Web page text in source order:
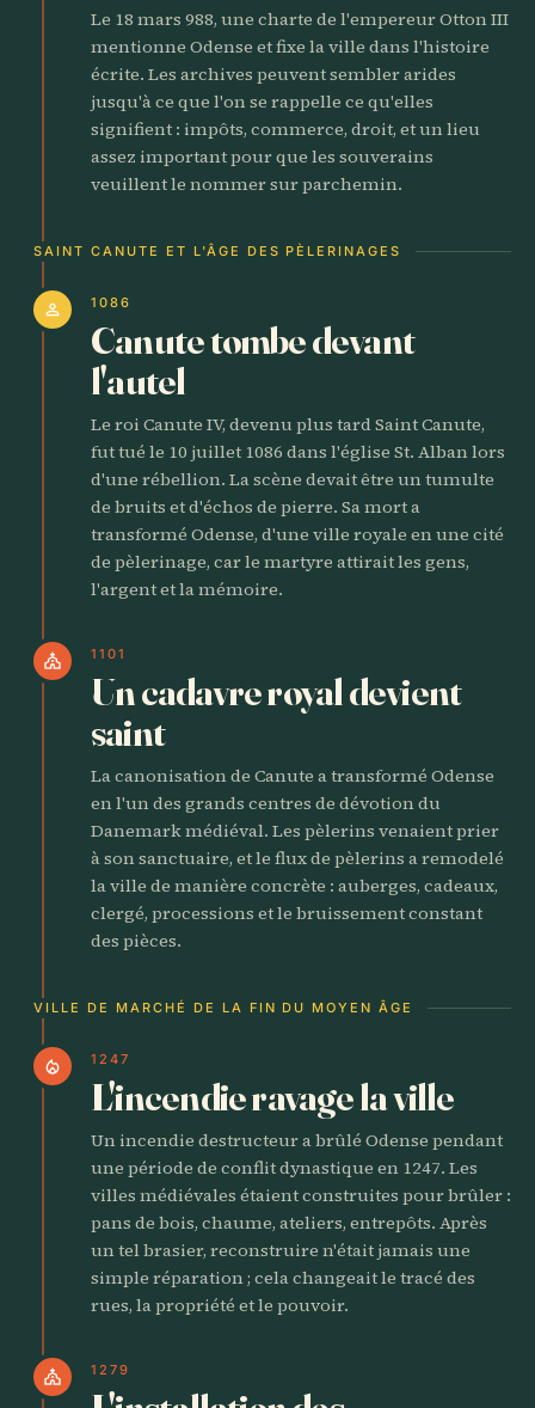
Le 18 mars 988, une charte de l'empereur Otton III
mentionne Odense et fixe la ville dans l'histoire
écrite. Les archives peuvent sembler arides
jusqu'à ce que l'on se rappelle ce qu'elles
signifient : impôts, commerce, droit, et un lieu
assez important pour que les souverains
veuillent le nommer sur parchemin.
SAINT CANUTE ET L'ÂGE DES PÈLERINAGES
person 1086
Canute tombe devant
l'autel
Le roi Canute IV, devenu plus tard Saint Canute,
fut tué le 10 juillet 1086 dans l'église St. Alban lors
d'une rébellion. La scène devait être un tumulte
de bruits et d'échos de pierre. Sa mort a
transformé Odense, d'une ville royale en une cité
de pèlerinage, car le martyre attirait les gens,
l'argent et la mémoire.
church 1101
Un cadavre royal devient
saint
La canonisation de Canute a transformé Odense
en l'un des grands centres de dévotion du
Danemark médiéval. Les pèlerins venaient prier
à son sanctuaire, et le flux de pèlerins a remodelé
la ville de manière concrète : auberges, cadeaux,
clergé, processions et le bruissement constant
des pièces.
VILLE DE MARCHÉ DE LA FIN DU MOYEN ÂGE
local_fire_department 1247
L'incendie ravage la ville
Un incendie destructeur a brûlé Odense pendant
une période de conflit dynastique en 1247. Les
villes médiévales étaient construites pour brûler :
pans de bois, chaume, ateliers, entrepôts. Après
un tel brasier, reconstruire n'était jamais une
simple réparation ; cela changeait le tracé des
rues, la propriété et le pouvoir.
church 1279